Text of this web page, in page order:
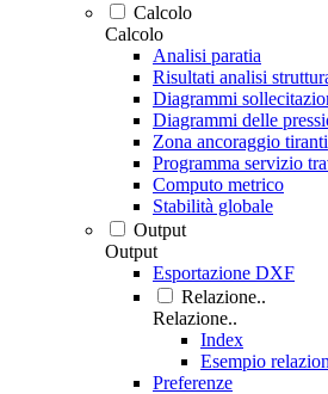
Calcolo
Calcolo
Analisi paratia
Risultati analisi
Diagrammi
Diagrammi delle
Zona ancoraggio tiranti
Programma servizio
Computo metrico
Stabilità globale
Output
Output
Esportazione DXF
Relazione..
Relazione..
Index
Esempio
Preferenze